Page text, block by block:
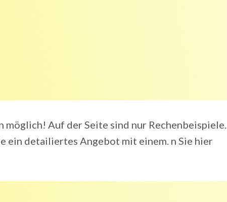
möglich! Auf der Seite sind nur Rechenbeispiele.
ein detailiertes Angebot mit einem. n Sie hier